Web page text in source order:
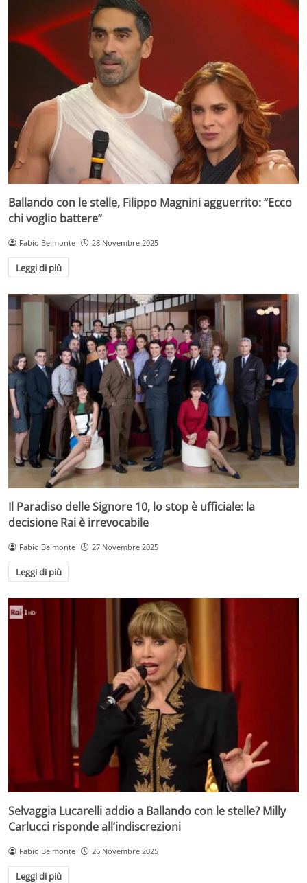
Ballando con le stelle, Filippo Magnini agguerrito: “Ecco
chi voglio battere”
Fabio Belmonte 28 Novembre 2025
Leggi di più
Il Paradiso delle Signore 10, lo stop è ufficiale: la
decisione Rai è irrevocabile
Fabio Belmonte 27 Novembre 2025
Leggi di più
Selvaggia Lucarelli addio a Ballando con le stelle? Milly
Carlucci risponde all’indiscrezioni
Fabio Belmonte 26 Novembre 2025
Leggi di più